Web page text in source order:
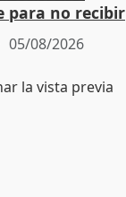
para no recibir
05/08/2026